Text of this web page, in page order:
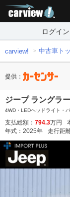
ログイン
carview! 中古車ト
提供：
ジープ ラングラ
4WD・LEDヘッドライト・
支払総額： 794.3万円
年式： 2025年 走行距